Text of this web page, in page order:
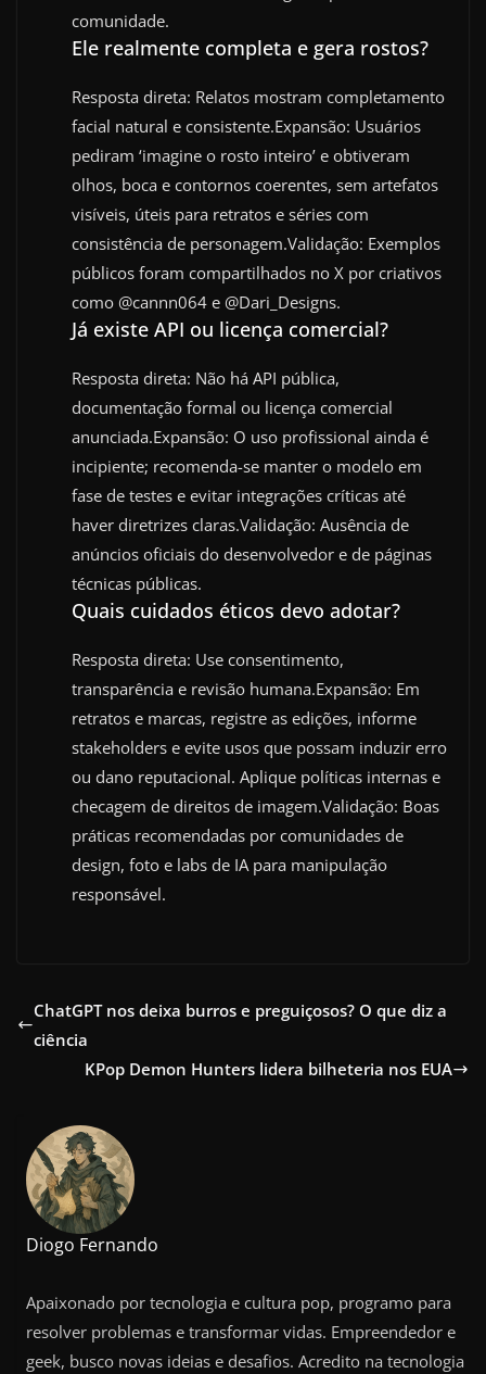
comunidade.
Ele realmente completa e gera rostos?
Resposta direta: Relatos mostram completamento
facial natural e consistente.Expansão: Usuários
pediram ‘imagine o rosto inteiro’ e obtiveram
olhos, boca e contornos coerentes, sem artefatos
visíveis, úteis para retratos e séries com
consistência de personagem.Validação: Exemplos
públicos foram compartilhados no X por criativos
como @cannn064 e @Dari_Designs.
Já existe API ou licença comercial?
Resposta direta: Não há API pública,
documentação formal ou licença comercial
anunciada.Expansão: O uso profissional ainda é
incipiente; recomenda-se manter o modelo em
fase de testes e evitar integrações críticas até
haver diretrizes claras.Validação: Ausência de
anúncios oficiais do desenvolvedor e de páginas
técnicas públicas.
Quais cuidados éticos devo adotar?
Resposta direta: Use consentimento,
transparência e revisão humana.Expansão: Em
retratos e marcas, registre as edições, informe
stakeholders e evite usos que possam induzir erro
ou dano reputacional. Aplique políticas internas e
checagem de direitos de imagem.Validação: Boas
práticas recomendadas por comunidades de
design, foto e labs de IA para manipulação
responsável.
ChatGPT nos deixa burros e preguiçosos? O que diz a
ciência
KPop Demon Hunters lidera bilheteria nos EUA
Diogo Fernando
Apaixonado por tecnologia e cultura pop, programo para
resolver problemas e transformar vidas. Empreendedor e
geek, busco novas ideias e desafios. Acredito na tecnologia